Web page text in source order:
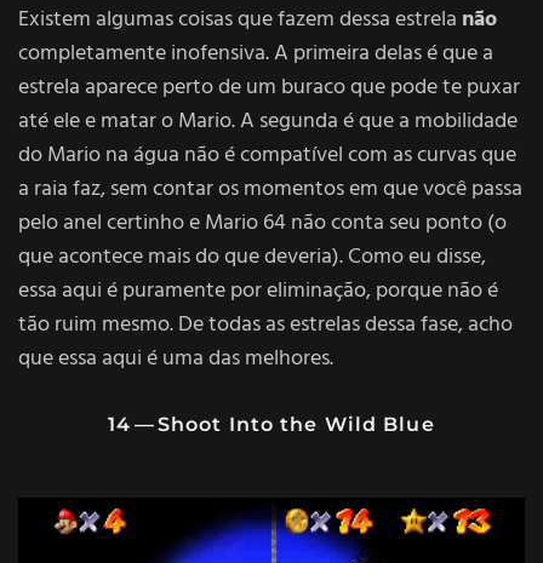
Existem algumas coisas que fazem dessa estrela não
completamente inofensiva. A primeira delas é que a
estrela aparece perto de um buraco que pode te puxar
até ele e matar o Mario. A segunda é que a mobilidade
do Mario na água não é compatível com as curvas que
a raia faz, sem contar os momentos em que você passa
pelo anel certinho e Mario 64 não conta seu ponto (o
que acontece mais do que deveria). Como eu disse,
essa aqui é puramente por eliminação, porque não é
tão ruim mesmo. De todas as estrelas dessa fase, acho
que essa aqui é uma das melhores.
14 — Shoot Into the Wild Blue